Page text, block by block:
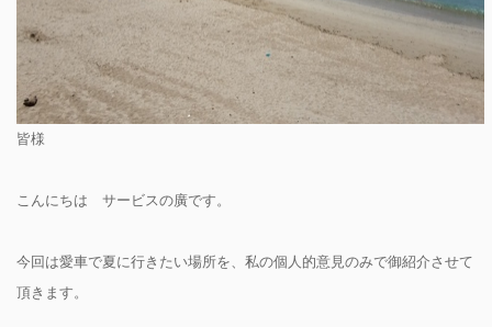
皆様
こんにちは サービスの廣です。
今回は愛車で夏に行きたい場所を、私の個人的意見のみで御紹介させて
頂きます。